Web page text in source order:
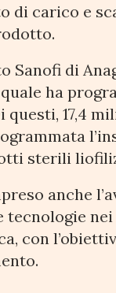
di carico e
Sanofi di
ha
17,4
sterili
anche
tecnologie
con